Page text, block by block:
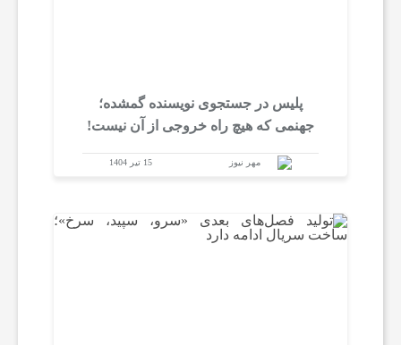
پلیس در جستجوی نویسنده گمشده؛
جهنمی که هیچ راه خروجی از آن نیست!
مهر نیوز 15 تیر 1404